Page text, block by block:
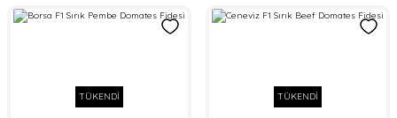
TÜKENDİ TÜKENDİ